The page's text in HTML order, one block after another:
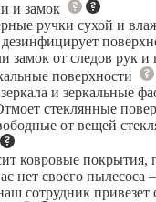
и замок
ручки сухой и
замок от следов рук и
поверхности
и зеркальные
стеклянные
от вещей
ковровые покрытия,
нет своего пылесоса
сотрудник привезет